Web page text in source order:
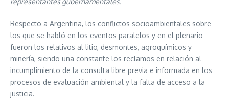
Respecto a Argentina, los conflictos socioambientales sobre
los que se habló en los eventos paralelos y en el plenario
fueron los relativos al litio, desmontes, agroquímicos y
minería, siendo una constante los reclamos en relación al
incumplimiento de la consulta libre previa e informada en los
procesos de evaluación ambiental y la falta de acceso a la
justicia.